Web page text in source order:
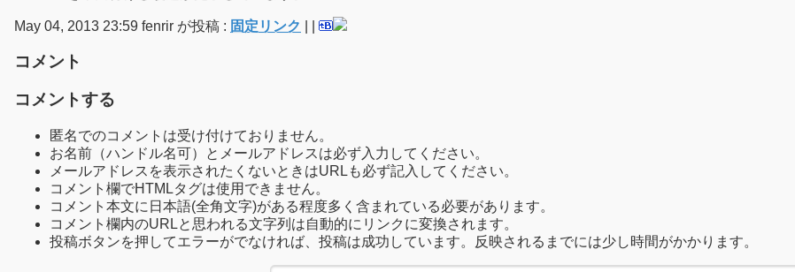
May 04, 2013 23:59 fenrir が投稿 : 固定リンク
コメント
コメントする
匿名でのコメントは受け付けておりません。
お名前（ハンドル名可）とメールアドレスは必ず入力してください。
メールアドレスを表示されたくないときはURLも必ず記入してください。
コメント欄でHTMLタグは使用できません。
コメント本文に日本語(全角文字)がある程度多く含まれている必要があります。
コメント欄内のURLと思われる文字列は自動的にリンクに変換されます。
投稿ボタンを押してエラーがでなければ、投稿は成功しています。反映されるまでには少し時間がかかります。